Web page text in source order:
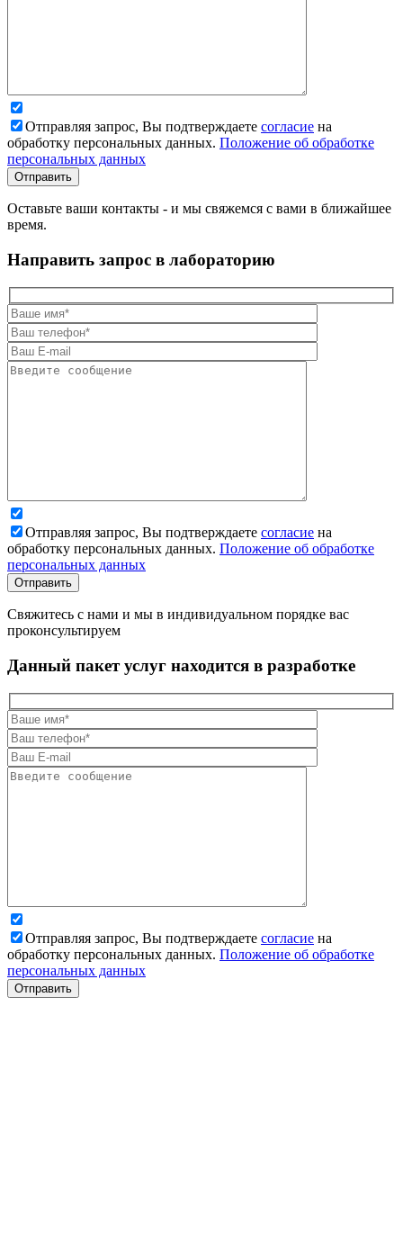
Отправляя запрос, Вы подтверждаете согласие на
обработку персональных данных. Положение об обработке
персональных данных
Оставьте ваши контакты - и мы свяжемся с вами в ближайшее
время.
Направить запрос в лабораторию
Отправляя запрос, Вы подтверждаете согласие на
обработку персональных данных. Положение об обработке
персональных данных
Свяжитесь с нами и мы в индивидуальном порядке вас
проконсультируем
Данный пакет услуг находится в разработке
Отправляя запрос, Вы подтверждаете согласие на
обработку персональных данных. Положение об обработке
персональных данных